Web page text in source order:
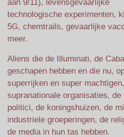
aan 9/11), levensgevaarlijke
technologische experimenten,
5G, chemtrails, gevaarlijke
meer.
Aliens die de Illuminati, de
geschapen hebben en die nu,
superrijken en super
supranationale organisaties,
politici, de koningshuizen, de
industriele groeperingen, de
de media in hun tas hebben.